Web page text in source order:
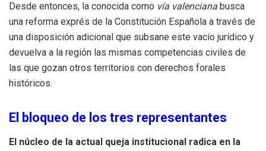
Desde entonces, la conocida como vía valenciana busca
una reforma exprés de la Constitución Española a través de
una disposición adicional que subsane este vacío jurídico y
devuelva a la región las mismas competencias civiles de
las que gozan otros territorios con derechos forales
históricos.
El bloqueo de los tres representantes
El núcleo de la actual queja institucional radica en la